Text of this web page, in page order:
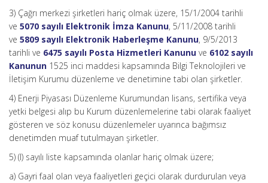
3) Çağrı merkezi şirketleri hariç olmak üzere, 15/1/2004 tarihli
ve 5070 sayılı Elektronik İmza Kanunu, 5/11/2008 tarihli
ve 5809 sayılı Elektronik Haberleşme Kanunu, 9/5/2013
tarihli ve 6475 sayılı Posta Hizmetleri Kanunu ve 6102 sayılı
Kanunun 1525 inci maddesi kapsamında Bilgi Teknolojileri ve
İletişim Kurumu düzenleme ve denetimine tabi olan şirketler.
4) Enerji Piyasası Düzenleme Kurumundan lisans, sertifika veya
yetki belgesi alıp bu Kurum düzenlemelerine tabi olarak faaliyet
gösteren ve söz konusu düzenlemeler uyarınca bağımsız
denetimden muaf tutulmayan şirketler.
5) (I) sayılı liste kapsamında olanlar hariç olmak üzere;
a) Gayri faal olan veya faaliyetleri geçici olarak durdurulan veya